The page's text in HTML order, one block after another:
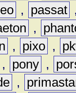
, passat
,
, pixo ,
, pony ,
,